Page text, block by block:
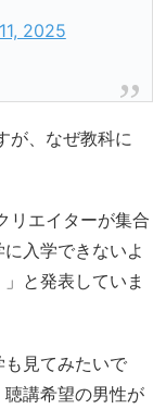
2025
が、なぜ教科に
リエイターが集合
入学できないよ
と発表していま
見てみたいで
講希望の男性が